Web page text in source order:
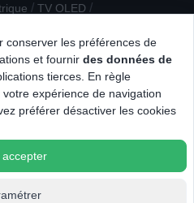
conserver les préférences de
et fournir des données de
tierces. En règle
expérience de navigation
préférer désactiver les cookies
accepter
/ TV OLED /
PC Tout-en-un
/ Robot Tondeuse /
parleur
vapeur Centre de repassage
rafraîchisseur